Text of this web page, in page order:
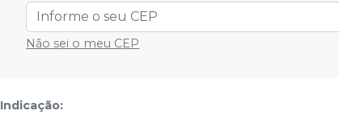
Não sei o meu CEP
Indicação: